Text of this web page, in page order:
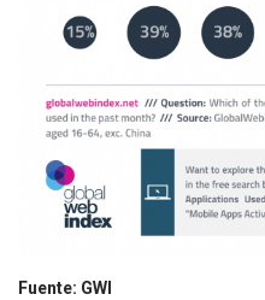
Fuente: GWI